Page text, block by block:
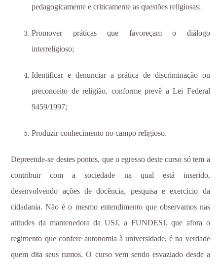
pedagogicamente e criticamente as questões religiosas;
Promover práticas que favoreçam o diálogo
interreligioso;
Identificar e denunciar a prática de discriminação ou
preconceito de religião, conforme prevê a Lei Federal
9459/1997;
Produzir conhecimento no campo religioso.
Depreende-se destes pontos, que o egresso deste curso só tem a
contribuir com a sociedade na qual está inserido,
desenvolvendo ações de docência, pesquisa e exercício da
cidadania. Não é o mesmo entendimento que observamos nas
atitudes da mantenedora da USJ, a FUNDESJ, que afora o
regimento que confere autonomia à universidade, é na verdade
quem dita seus rumos. O curso vem sendo esvaziado desde a